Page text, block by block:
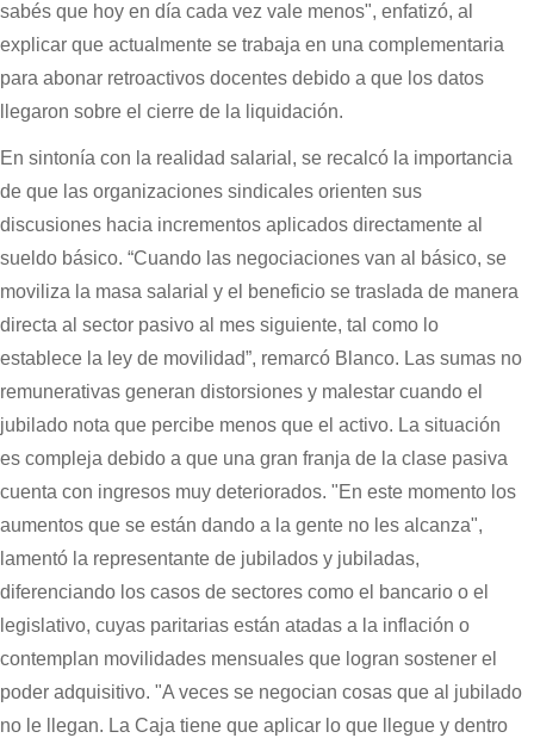
sabés que hoy en día cada vez vale menos", enfatizó, al
explicar que actualmente se trabaja en una complementaria
para abonar retroactivos docentes debido a que los datos
llegaron sobre el cierre de la liquidación.
En sintonía con la realidad salarial, se recalcó la importancia
de que las organizaciones sindicales orienten sus
discusiones hacia incrementos aplicados directamente al
sueldo básico. “Cuando las negociaciones van al básico, se
moviliza la masa salarial y el beneficio se traslada de manera
directa al sector pasivo al mes siguiente, tal como lo
establece la ley de movilidad”, remarcó Blanco. Las sumas no
remunerativas generan distorsiones y malestar cuando el
jubilado nota que percibe menos que el activo. La situación
es compleja debido a que una gran franja de la clase pasiva
cuenta con ingresos muy deteriorados. "En este momento los
aumentos que se están dando a la gente no les alcanza",
lamentó la representante de jubilados y jubiladas,
diferenciando los casos de sectores como el bancario o el
legislativo, cuyas paritarias están atadas a la inflación o
contemplan movilidades mensuales que logran sostener el
poder adquisitivo. "A veces se negocian cosas que al jubilado
no le llegan. La Caja tiene que aplicar lo que llegue y dentro